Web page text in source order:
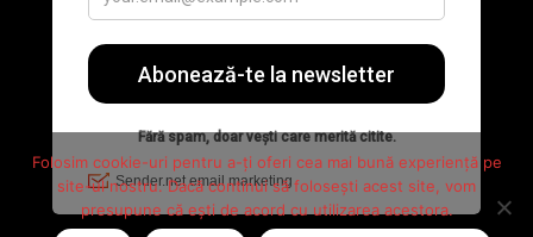
Folosim cookie-uri pentru a-ți oferi cea mai bună experiență pe
site-ul nostru. Dacă continui să folosești acest site, vom
presupune că ești de acord cu utilizarea acestora.